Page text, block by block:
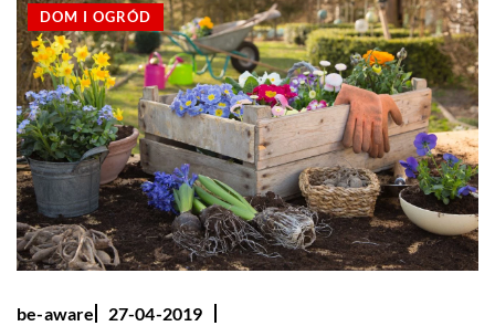
DOM I OGRÓD
be-aware
27-04-2019